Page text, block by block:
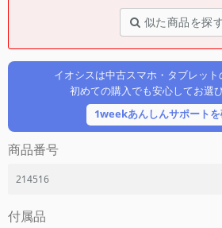
似た商品を探
イオシスは中古スマホ・タブレッ
初めての購入でも安心してお選
1weekあんしんサポート
商品番号
214516
付属品
「Apple」「SONY」「SHARP」など
機能・特徴
商品の搭載機能による絞り込み
「5G対応」「防水」「ワンセグ」など
ランク
「新品」「未使用」「中古」など
CPU